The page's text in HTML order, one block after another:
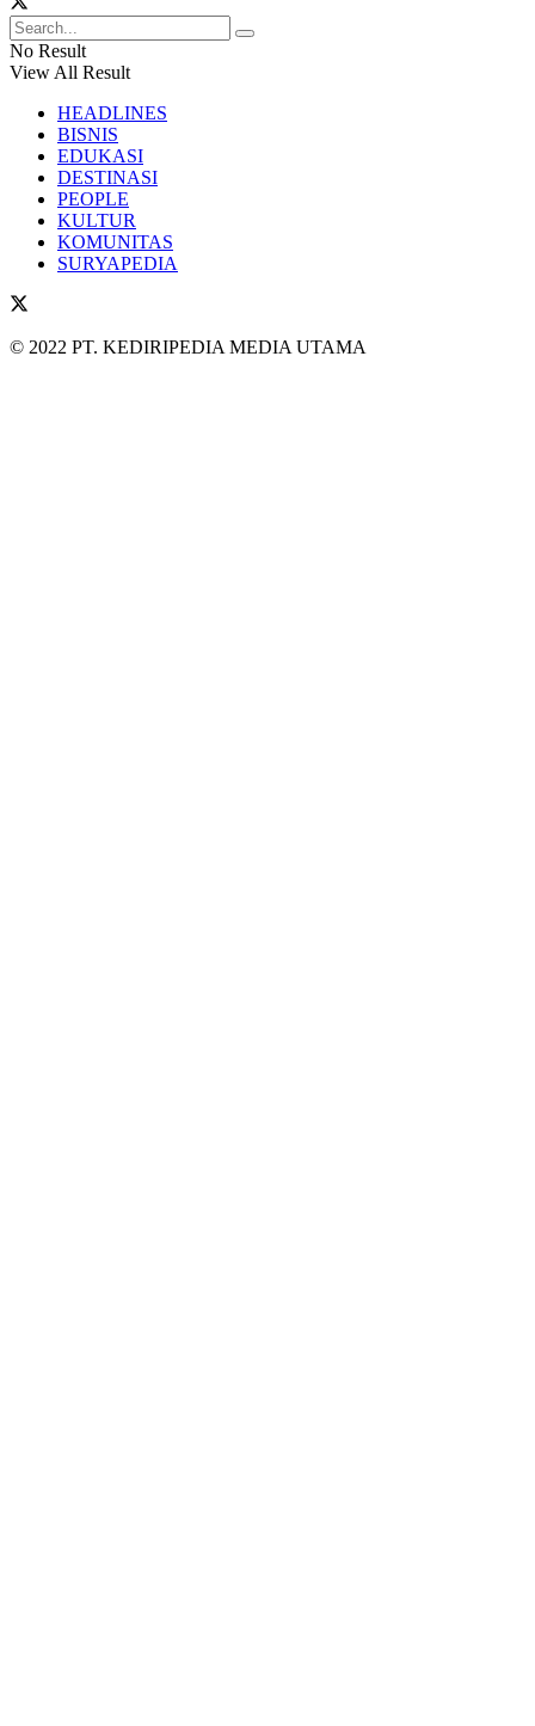
No Result
View All Result
HEADLINES
BISNIS
EDUKASI
DESTINASI
PEOPLE
KULTUR
KOMUNITAS
SURYAPEDIA
© 2022 PT. KEDIRIPEDIA MEDIA UTAMA